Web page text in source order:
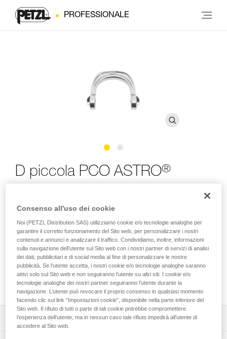
PROFESSIONALE
D piccola PCO ASTRO®
apribile ASTRO (confezione da 5)
D piccola metallica di ricambio per il punto di attacco
ventrale apribile delle imbracature della gamma ASTRO.
Disponibile in versione europea e internazionale.
Richiedi parte al servizio post-vendita
Descrizione
Consenso all'uso dei cookie
Noi (PETZL Distribution SAS) utilizziamo cookie e/o tecnologie analoghe per
garantire il corretto funzionamento del Sito web, per personalizzare i nostri
contenuti e annunci e analizzare il traffico. Condividiamo, inoltre, informazioni
sulla navigazione dell’utente sul Sito web con i nostri partner di servizi di analisi
dei dati, pubblicitari e di social media al fine di personalizzare le nostre
pubblicità. Se l’utente accetta, i nostri cookie e/o tecnologie analoghe saranno
attivi solo sul Sito web e non seguiranno l’utente su altri siti. I cookie e/o
tecnologie analoghe dei nostri partner seguiranno l’utente durante la
navigazione. L’utente può revocare il proprio consenso in qualsiasi momento
facendo clic sul link “Impostazioni cookie”, disponibile nella parte inferiore del
Sito web. Il rifiuto di tutti o parte di tali cookie potrebbe compromettere
l’esperienza dell’utente, ma in nessun caso tale rifiuto impedirà all’utente di
accedere al Sito web.